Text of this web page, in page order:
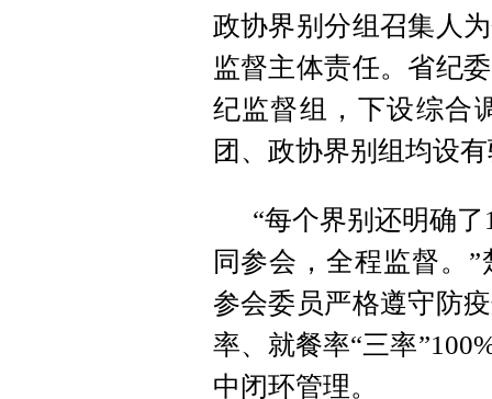
政协界别分组召集人
监督主体责任。省纪
纪监督组，下设综合
团、政协界别组均设
“每个界别还明确
同参会，全程监督。
参会委员严格遵守防
率、就餐率“三率
中闭环管理。